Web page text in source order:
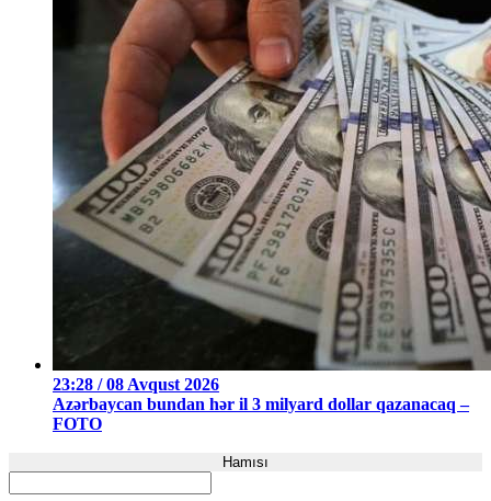
23:28 / 08 Avqust 2026
Azərbaycan bundan hər il 3 milyard dollar qazanacaq –
FOTO
Hamısı